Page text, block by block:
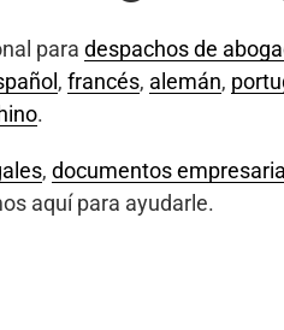
para despachos de
, francés, alemán,
.
, documentos
aquí para ayudarle.